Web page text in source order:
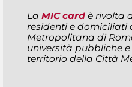
La MIC card è rivolta
residenti e domiciliati
Metropolitana di
università pubbliche
territorio della Città